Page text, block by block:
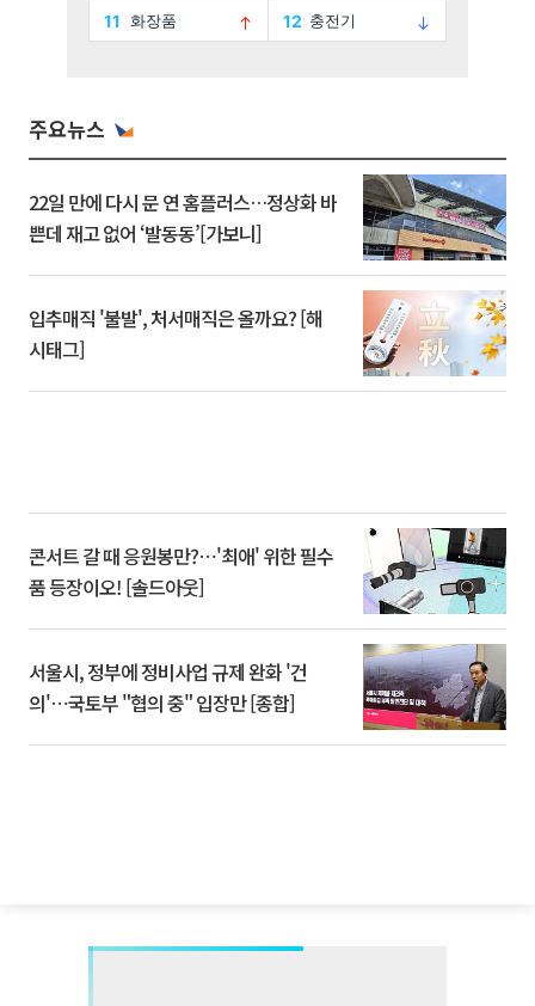
주요뉴스
22일 만에 다시 문 연 홈플러스…정상화 바
쁜데 재고 없어 ‘발동동’[가보니]
입추매직 '불발', 처서매직은 올까요? [해
시태그]
콘서트 갈 때 응원봉만?⋯'최애' 위한 필수
품 등장이오! [솔드아웃]
서울시, 정부에 정비사업 규제 완화 '건
의'⋯국토부 "협의 중" 입장만 [종합]